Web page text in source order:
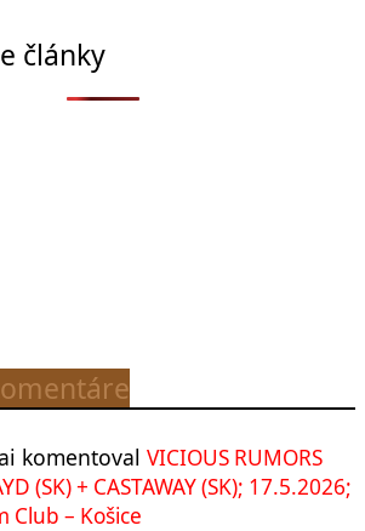
články
komentoval VICIOUS RUMORS
(SK) + CASTAWAY (SK); 17.5.2026;
Club – Košice